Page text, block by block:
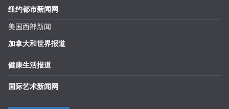
纽约都市新闻网
美国西部新闻
加拿大和世界报道
健康生活报道
国际艺术新闻网